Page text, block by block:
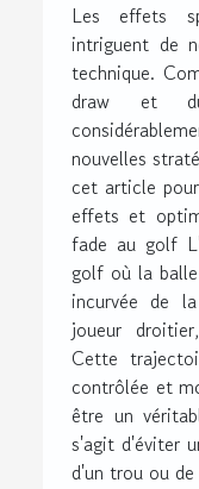
Les effets
intriguent de
technique.
draw et
nouvelles
cet article
effets et
fade au golf
golf où la
incurvée de
joueur
Cette
contrôlée et
être un
s'agit d'éviter
d'un trou ou